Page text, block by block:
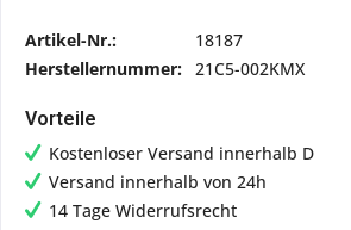
Artikel-Nr.:
18187
Herstellernummer: 21C5-002KMX
Vorteile
Kostenloser Versand innerhalb D
Versand innerhalb von 24h
14 Tage Widerrufsrecht